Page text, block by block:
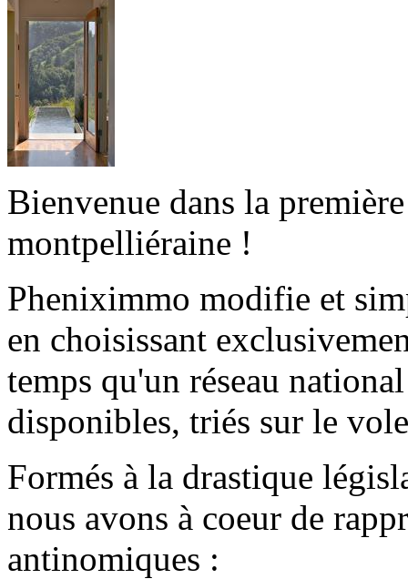
Bienvenue dans la
montpelliéraine !
Pheniximmo modifie et
en choisissant
temps qu'un réseau
disponibles, triés sur le
Formés à la drastique
nous avons à coeur de
antinomiques :